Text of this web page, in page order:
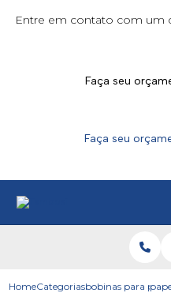
Entre em contato com um
Faça seu
Faça seu
HomeCategoriasbobinas para